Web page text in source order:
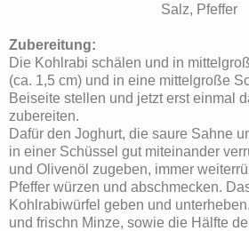
Salz, Pfeffer
Zubereitung:
Die Kohlrabi schälen und in
(ca. 1,5 cm) und in eine mittelgroße
Beiseite stellen und jetzt erst einmal
zubereiten.
Dafür den Joghurt, die saure Sahne
in einer Schüssel gut miteinander
und Olivenöl zugeben, immer
Pfeffer würzen und abschmecken.
Kohlrabiwürfel geben und
und frischn Minze, sowie die Hälfte